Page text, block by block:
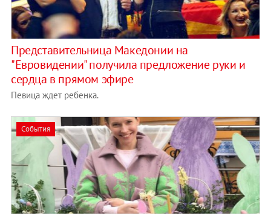
Представительница Македонии на
"Евровидении" получила предложение руки и
сердца в прямом эфире
Певица ждет ребенка.
События